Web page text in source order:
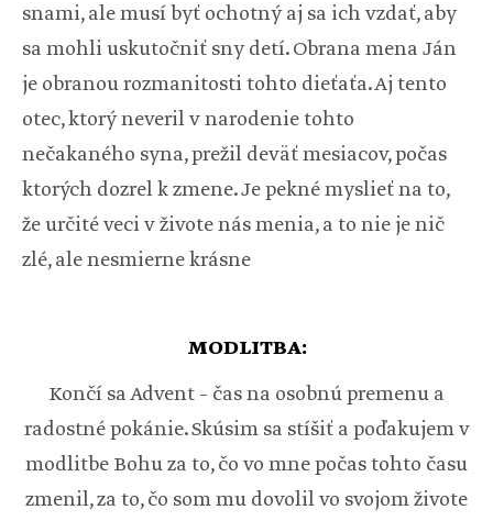
snami, ale musí byť ochotný aj sa ich vzdať, aby
sa mohli uskutočniť sny detí. Obrana mena Ján
je obranou rozmanitosti tohto dieťaťa. Aj tento
otec, ktorý neveril v narodenie tohto
nečakaného syna, prežil deväť mesiacov, počas
ktorých dozrel k zmene. Je pekné myslieť na to,
že určité veci v živote nás menia, a to nie je nič
zlé, ale nesmierne krásne
MODLITBA:
Končí sa Advent – čas na osobnú premenu a
radostné pokánie. Skúsim sa stíšiť a poďakujem v
modlitbe Bohu za to, čo vo mne počas tohto času
zmenil, za to, čo som mu dovolil vo svojom živote